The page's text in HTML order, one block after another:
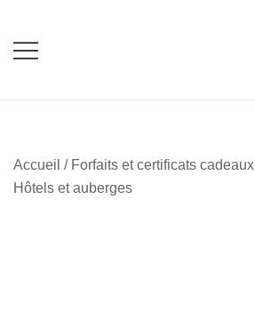
content
Accueil / Forfaits et certificats cadeaux
Hôtels et auberges